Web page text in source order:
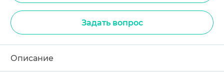
Задать вопрос
Описание